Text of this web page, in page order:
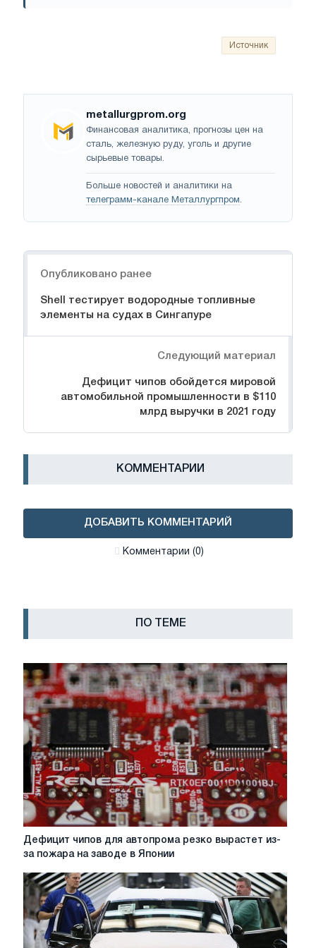
Источник
metallurgprom.org
Финансовая аналитика, прогнозы цен на
сталь, железную руду, уголь и другие
сырьевые товары.
Больше новостей и аналитики на
телеграмм-канале Металлургпром.
Опубликовано ранее
Shell тестирует водородные топливные
элементы на судах в Сингапуре
Следующий материал
Дефицит чипов обойдется мировой
автомобильной промышленности в $110
млрд выручки в 2021 году
КОММЕНТАРИИ
ДОБАВИТЬ КОММЕНТАРИЙ
Комментарии (0)
ПО ТЕМЕ
Дефицит
автопрома
резко
вырастет
из-
за
Дефицит чипов для автопрома резко вырастет из-
за пожара на заводе в Японии